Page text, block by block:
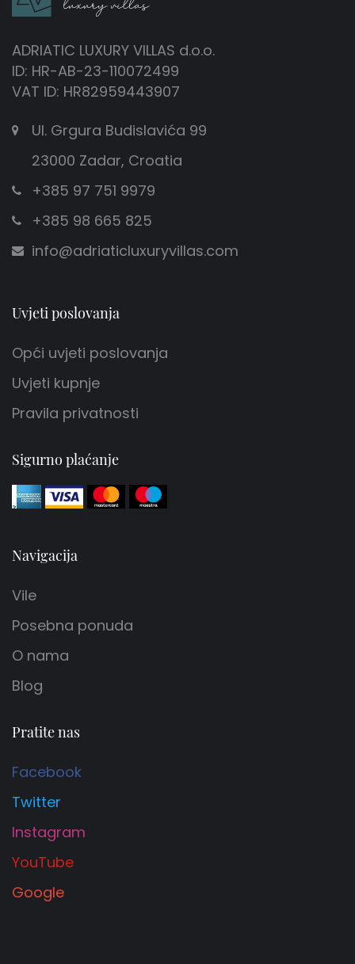
ADRIATIC LUXURY VILLAS d.o.o.
ID: HR-AB-23-110072499
VAT ID: HR82959443907
Ul. Grgura Budislavića 99
23000 Zadar, Croatia
+385 97 751 9979
+385 98 665 825
info@adriaticluxuryvillas.com
Uvjeti poslovanja
Opći uvjeti poslovanja
Uvjeti kupnje
Pravila privatnosti
Sigurno plaćanje
Navigacija
Vile
Posebna ponuda
O nama
Blog
Pratite nas
Facebook
Twitter
Instagram
YouTube
Google